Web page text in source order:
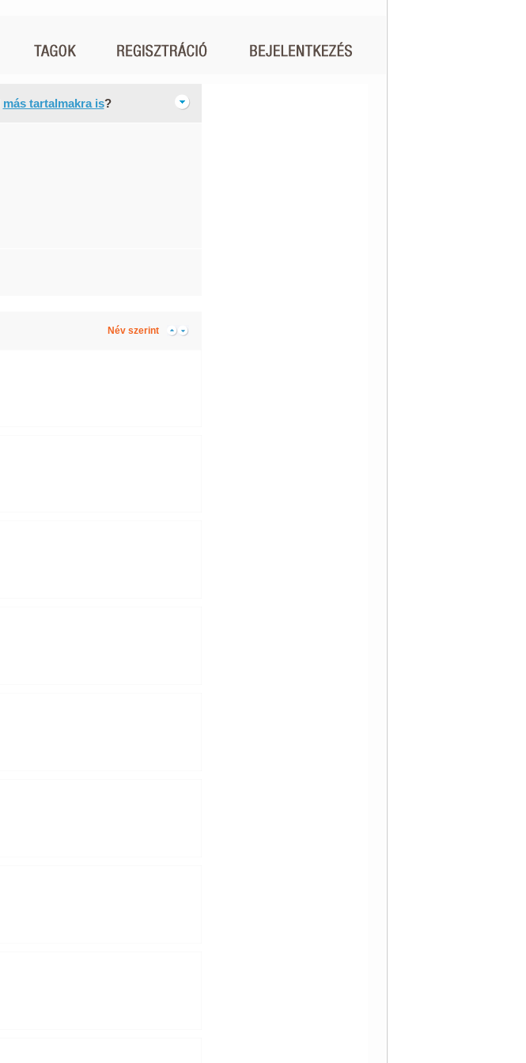
más tartalmakra is?
Név szerint